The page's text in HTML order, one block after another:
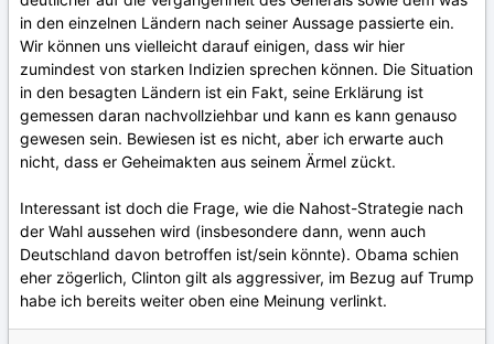
in den einzelnen Ländern nach seiner Aussage passierte ein.
Wir können uns vielleicht darauf einigen, dass wir hier
zumindest von starken Indizien sprechen können. Die Situation
in den besagten Ländern ist ein Fakt, seine Erklärung ist
gemessen daran nachvollziehbar und kann es kann genauso
gewesen sein. Bewiesen ist es nicht, aber ich erwarte auch
nicht, dass er Geheimakten aus seinem Ärmel zückt.
Interessant ist doch die Frage, wie die Nahost-Strategie nach
der Wahl aussehen wird (insbesondere dann, wenn auch
Deutschland davon betroffen ist/sein könnte). Obama schien
eher zögerlich, Clinton gilt als aggressiver, im Bezug auf Trump
habe ich bereits weiter oben eine Meinung verlinkt.